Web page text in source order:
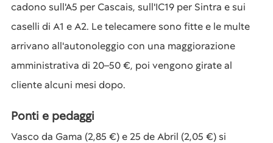
cadono sull'A5 per Cascais, sull'IC19 per Sintra e sui
caselli di A1 e A2. Le telecamere sono fitte e le multe
arrivano all'autonoleggio con una maggiorazione
amministrativa di 20–50 €, poi vengono girate al
cliente alcuni mesi dopo.
Ponti e pedaggi
Vasco da Gama (2,85 €) e 25 de Abril (2,05 €) si